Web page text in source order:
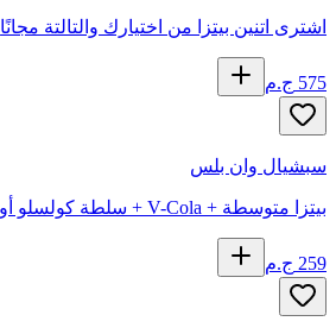
اشترى اتنين بيتزا من اختيارك والتالتة مجانًا
575 ج.م
سبشيال وان بلس
بيتزا متوسطة + V-Cola + سلطة كولسلو أو فطيرة تفاح
259 ج.م